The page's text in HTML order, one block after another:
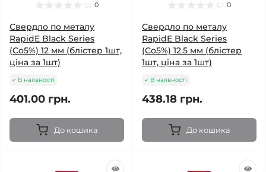
0
Свердло по металу
RapidE Black Series
(Co5%) 12 мм (блістер 1шт,
ціна за 1шт)
В наявності
401.00 грн.
До кошика
0
Свердло по металу
RapidE Black Series
(Co5%) 12.5 мм (блістер
1шт, ціна за 1шт)
В наявності
438.18 грн.
До кошика